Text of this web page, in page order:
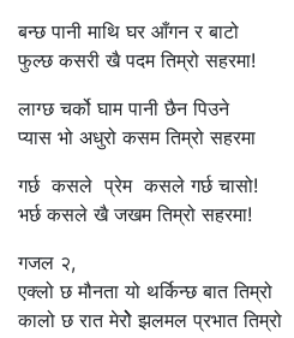
बन्छ पानी माथि घर आँगन र बाटो
फुल्छ कसरी खै पदम तिम्रो सहरमा!
लाग्छ चर्को घाम पानी छैन पिउने
प्यास भो अधुरो कसम तिम्रो सहरमा
गर्छ कसले प्रेम कसले गर्छ चासो!
भर्छ कसले खै जखम तिम्र‍ो सहरमा!
गजल २,
एक्लो छ मौनता यो थर्किन्छ बात तिम्रो
कालो छ रात मेरोेे झलमल प्रभात तिम्रो